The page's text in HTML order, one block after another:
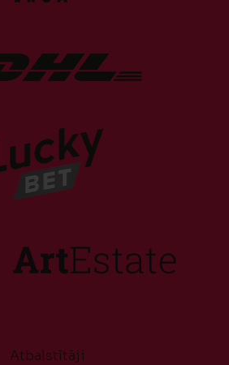
Atbalstītāji